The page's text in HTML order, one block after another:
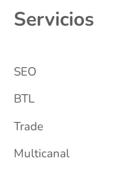
Servicios
SEO
BTL
Trade
Multicanal